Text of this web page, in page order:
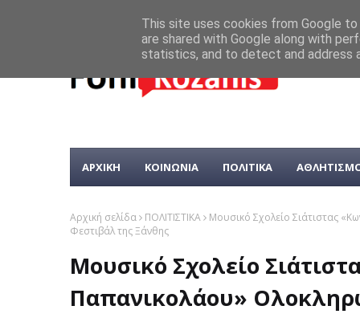
ΑΡΧΙΚΗ ΚΟΙΝΩΝΙΑ ΠΟΛΙΤΙΚΑ
Αρχική σελίδα ΠΟΛΙΤΙΣΤΙΚΑ
Μουσικό Σχολείο Σιάτιστας
Φεστιβάλ της Ξάνθης
Μουσικό Σχολείο
Παπανικολάου»
This site uses cookies from Google
are shared with Google along with
statistics, and to detect and address